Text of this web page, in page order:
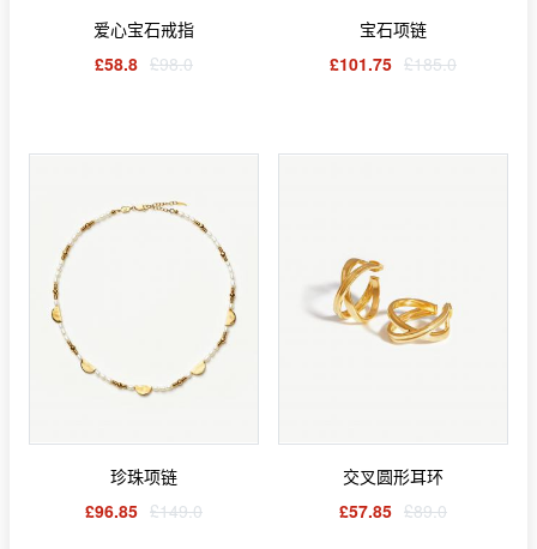
爱心宝石戒指
£58.8 £98.0
宝石项链
£101.75 £185.0
珍珠项链
£96.85 £149.0
交叉圆形耳环
£57.85 £89.0